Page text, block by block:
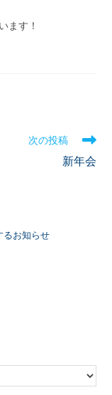
ます！
次の投稿
新年会
るお知らせ